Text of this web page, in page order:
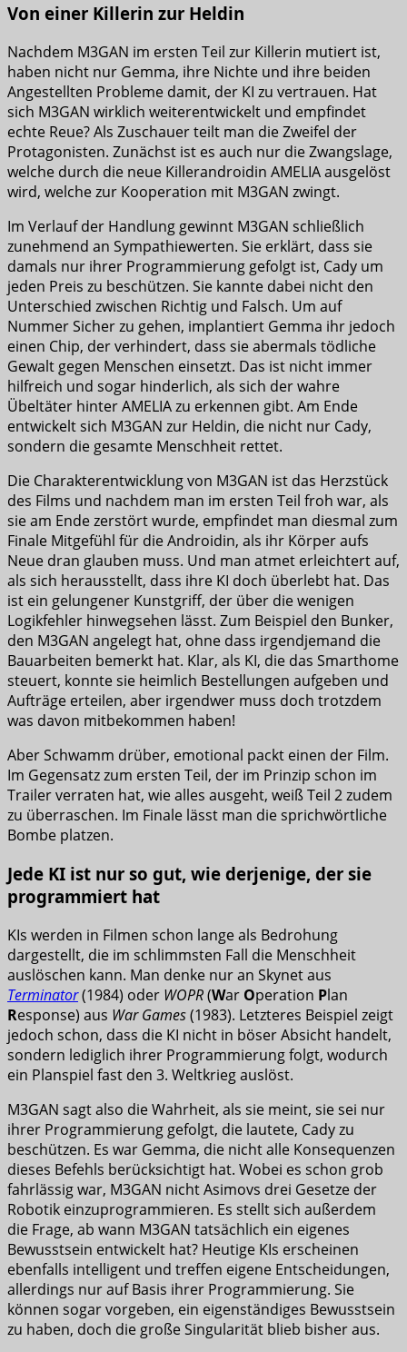
Von einer Killerin zur Heldin
Nachdem M3GAN im ersten Teil zur Killerin mutiert ist,
haben nicht nur Gemma, ihre Nichte und ihre beiden
Angestellten Probleme damit, der KI zu vertrauen. Hat
sich M3GAN wirklich weiterentwickelt und empfindet
echte Reue? Als Zuschauer teilt man die Zweifel der
Protagonisten. Zunächst ist es auch nur die Zwangslage,
welche durch die neue Killerandroidin AMELIA ausgelöst
wird, welche zur Kooperation mit M3GAN zwingt.
Im Verlauf der Handlung gewinnt M3GAN schließlich
zunehmend an Sympathiewerten. Sie erklärt, dass sie
damals nur ihrer Programmierung gefolgt ist, Cady um
jeden Preis zu beschützen. Sie kannte dabei nicht den
Unterschied zwischen Richtig und Falsch. Um auf
Nummer Sicher zu gehen, implantiert Gemma ihr jedoch
einen Chip, der verhindert, dass sie abermals tödliche
Gewalt gegen Menschen einsetzt. Das ist nicht immer
hilfreich und sogar hinderlich, als sich der wahre
Übeltäter hinter AMELIA zu erkennen gibt. Am Ende
entwickelt sich M3GAN zur Heldin, die nicht nur Cady,
sondern die gesamte Menschheit rettet.
Die Charakterentwicklung von M3GAN ist das Herzstück
des Films und nachdem man im ersten Teil froh war, als
sie am Ende zerstört wurde, empfindet man diesmal zum
Finale Mitgefühl für die Androidin, als ihr Körper aufs
Neue dran glauben muss. Und man atmet erleichtert auf,
als sich herausstellt, dass ihre KI doch überlebt hat. Das
ist ein gelungener Kunstgriff, der über die wenigen
Logikfehler hinwegsehen lässt. Zum Beispiel den Bunker,
den M3GAN angelegt hat, ohne dass irgendjemand die
Bauarbeiten bemerkt hat. Klar, als KI, die das Smarthome
steuert, konnte sie heimlich Bestellungen aufgeben und
Aufträge erteilen, aber irgendwer muss doch trotzdem
was davon mitbekommen haben!
Aber Schwamm drüber, emotional packt einen der Film.
Im Gegensatz zum ersten Teil, der im Prinzip schon im
Trailer verraten hat, wie alles ausgeht, weiß Teil 2 zudem
zu überraschen. Im Finale lässt man die sprichwörtliche
Bombe platzen.
Jede KI ist nur so gut, wie derjenige, der sie
programmiert hat
KIs werden in Filmen schon lange als Bedrohung
dargestellt, die im schlimmsten Fall die Menschheit
auslöschen kann. Man denke nur an Skynet aus
Terminator(1984) oder WOPR(War Operation Plan
Response) aus War Games(1983). Letzteres Beispiel zeigt
jedoch schon, dass die KI nicht in böser Absicht handelt,
sondern lediglich ihrer Programmierung folgt, wodurch
ein Planspiel fast den 3. Weltkrieg auslöst.
M3GAN sagt also die Wahrheit, als sie meint, sie sei nur
ihrer Programmierung gefolgt, die lautete, Cady zu
beschützen. Es war Gemma, die nicht alle Konsequenzen
dieses Befehls berücksichtigt hat. Wobei es schon grob
fahrlässig war, M3GAN nicht Asimovs drei Gesetze der
Robotik einzuprogrammieren. Es stellt sich außerdem
die Frage, ab wann M3GAN tatsächlich ein eigenes
Bewusstsein entwickelt hat? Heutige KIs erscheinen
ebenfalls intelligent und treffen eigene Entscheidungen,
allerdings nur auf Basis ihrer Programmierung. Sie
können sogar vorgeben, ein eigenständiges Bewusstsein
zu haben, doch die große Singularität blieb bisher aus.